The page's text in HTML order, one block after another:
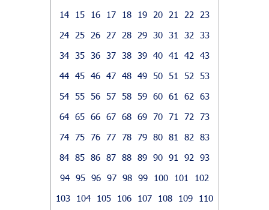
14
15 16 17 18 19 20 21 22
23
24
25 26 27 28 29 30 31 32
33
34
35 36 37 38 39 40 41 42
43
44 45 46 47 48 49 50 51 52
53
54
55 56 57 58 59 60 61 62
63
64 65 66 67 68 69 70 71 72
73
74 75 76 77 78 79 80 81 82
83
84 85 86 87 88 89 90 91 92
93
94 95 96 97 98 99 100 101
102
103
104 105 106 107 108 109
110